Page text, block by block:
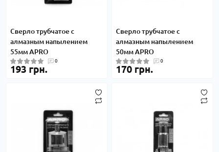
Сверло трубчатое с
алмазным напылением
55мм APRO
0
193 грн.
Сверло трубчатое с
алмазным напылением
50мм APRO
0
170 грн.